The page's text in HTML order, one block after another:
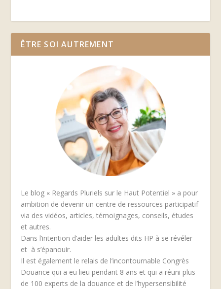
ÊTRE SOI AUTREMENT
Le blog « Regards Pluriels sur le Haut Potentiel » a pour
ambition de devenir un centre de ressources participatif
via des vidéos, articles, témoignages, conseils, études
et autres.
Dans l’intention d’aider les adultes dits HP à se révéler
et à s’épanouir.
Il est également le relais de l’incontournable Congrès
Douance qui a eu lieu pendant 8 ans et qui a réuni plus
de 100 experts de la douance et de l’hypersensibilité